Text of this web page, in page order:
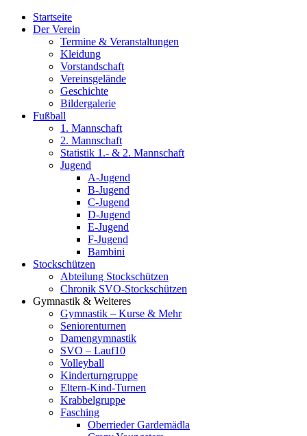
Startseite
Der Verein
Termine & Veranstaltungen
Kleidung
Vorstandschaft
Vereinsgelände
Geschichte
Bildergalerie
Fußball
1. Mannschaft
2. Mannschaft
Statistik 1.- & 2. Mannschaft
Jugend
A-Jugend
B-Jugend
C-Jugend
D-Jugend
E-Jugend
F-Jugend
Bambini
Stockschützen
Abteilung Stockschützen
Chronik SVO-Stockschützen
Gymnastik & Weiteres
Gymnastik – Kurse & Mehr
Seniorenturnen
Damengymnastik
SVO – Lauf10
Volleyball
Kinderturngruppe
Eltern-Kind-Turnen
Krabbelgruppe
Fasching
Oberrieder Gardemädla